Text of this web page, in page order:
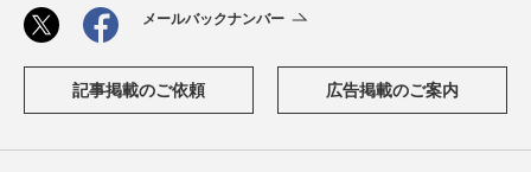
メールバックナンバー
記事掲載のご依頼 広告掲載のご案内